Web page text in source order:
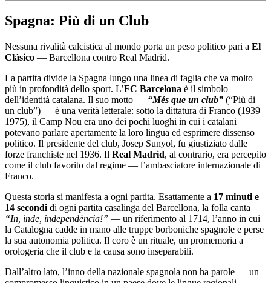
Spagna: Più di un Club
Nessuna rivalità calcistica al mondo porta un peso politico pari a El
Clásico — Barcellona contro Real Madrid.
La partita divide la Spagna lungo una linea di faglia che va molto
più in profondità dello sport. L’FC Barcelona è il simbolo
dell’identità catalana. Il suo motto — “Més que un club” (“Più di
un club”) — è una verità letterale: sotto la dittatura di Franco (1939–
1975), il Camp Nou era uno dei pochi luoghi in cui i catalani
potevano parlare apertamente la loro lingua ed esprimere dissenso
politico. Il presidente del club, Josep Sunyol, fu giustiziato dalle
forze franchiste nel 1936. Il Real Madrid, al contrario, era percepito
come il club favorito dal regime — l’ambasciatore internazionale di
Franco.
Questa storia si manifesta a ogni partita. Esattamente a 17 minuti e
14 secondi di ogni partita casalinga del Barcellona, la folla canta
“In, inde, independència!” — un riferimento al 1714, l’anno in cui
la Catalogna cadde in mano alle truppe borboniche spagnole e perse
la sua autonomia politica. Il coro è un rituale, un promemoria a
orologeria che il club e la causa sono inseparabili.
Dall’altro lato, l’inno della nazionale spagnola non ha parole — un